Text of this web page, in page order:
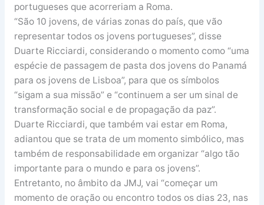
portugueses que acorreriam a Roma.
“São 10 jovens, de várias zonas do país, que vão
representar todos os jovens portugueses”, disse
Duarte Ricciardi, considerando o momento como “uma
espécie de passagem de pasta dos jovens do Panamá
para os jovens de Lisboa”, para que os símbolos
“sigam a sua missão” e “continuem a ser um sinal de
transformação social e de propagação da paz”.
Duarte Ricciardi, que também vai estar em Roma,
adiantou que se trata de um momento simbólico, mas
também de responsabilidade em organizar “algo tão
importante para o mundo e para os jovens”.
Entretanto, no âmbito da JMJ, vai “começar um
momento de oração ou encontro todos os dias 23, nas